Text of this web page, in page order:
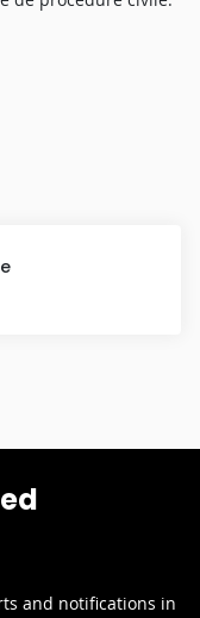
and notifications in